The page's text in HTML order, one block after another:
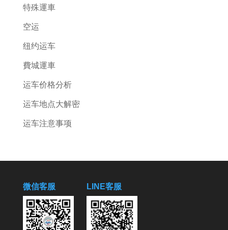
特殊運車
空运
纽约运车
費城運車
运车价格分析
运车地点大解密
运车注意事项
微信客服 LINE客服